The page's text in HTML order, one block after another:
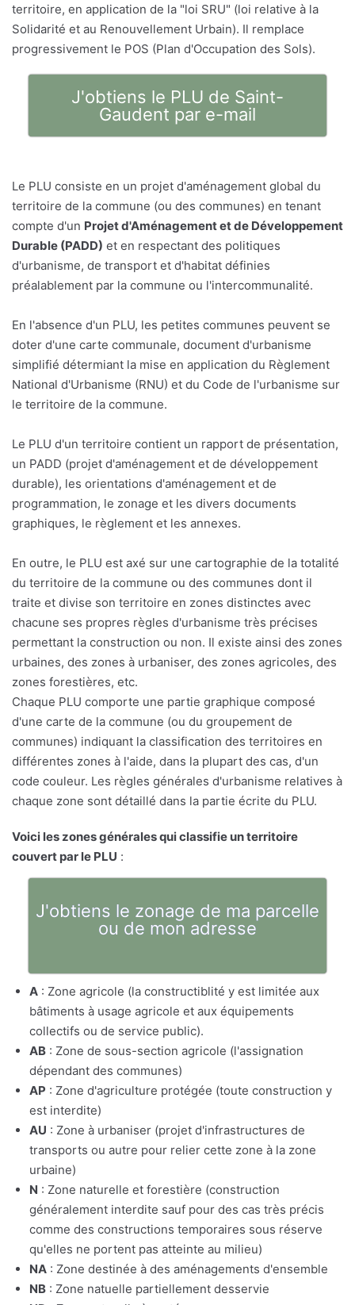
territoire, en application de la "loi SRU" (loi relative à la
Solidarité et au Renouvellement Urbain). Il remplace
progressivement le POS (Plan d'Occupation des Sols).
J'obtiens le PLU de Saint-
Gaudent par e-mail
Le PLU consiste en un projet d'aménagement global du
territoire de la commune (ou des communes) en tenant
compte d'un Projet d'Aménagement et de Développement
Durable (PADD) et en respectant des politiques
d'urbanisme, de transport et d'habitat définies
préalablement par la commune ou l'intercommunalité.
En l'absence d'un PLU, les petites communes peuvent se
doter d'une carte communale, document d'urbanisme
simplifié détermiant la mise en application du Règlement
National d'Urbanisme (RNU) et du Code de l'urbanisme sur
le territoire de la commune.
Le PLU d'un territoire contient un rapport de présentation,
un PADD (projet d'aménagement et de développement
durable), les orientations d'aménagement et de
programmation, le zonage et les divers documents
graphiques, le règlement et les annexes.
En outre, le PLU est axé sur une cartographie de la totalité
du territoire de la commune ou des communes dont il
traite et divise son territoire en zones distinctes avec
chacune ses propres règles d'urbanisme très précises
permettant la construction ou non. Il existe ainsi des zones
urbaines, des zones à urbaniser, des zones agricoles, des
zones forestières, etc.
Chaque PLU comporte une partie graphique composé
d'une carte de la commune (ou du groupement de
communes) indiquant la classification des territoires en
différentes zones à l'aide, dans la plupart des cas, d'un
code couleur. Les règles générales d'urbanisme relatives à
chaque zone sont détaillé dans la partie écrite du PLU.
Voici les zones générales qui classifie un territoire
couvert par le PLU :
J'obtiens le zonage de ma parcelle
ou de mon adresse
A : Zone agricole (la constructiblité y est limitée aux
bâtiments à usage agricole et aux équipements
collectifs ou de service public).
AB : Zone de sous-section agricole (l'assignation
dépendant des communes)
AP : Zone d'agriculture protégée (toute construction y
est interdite)
AU : Zone à urbaniser (projet d'infrastructures de
transports ou autre pour relier cette zone à la zone
urbaine)
N : Zone naturelle et forestière (construction
généralement interdite sauf pour des cas très précis
comme des constructions temporaires sous réserve
qu'elles ne portent pas atteinte au milieu)
NA : Zone destinée à des aménagements d'ensemble
NB : Zone natuelle partiellement desservie